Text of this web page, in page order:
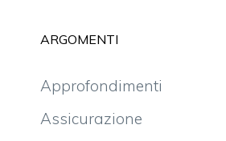
ARGOMENTI
Approfondimenti
Assicurazione